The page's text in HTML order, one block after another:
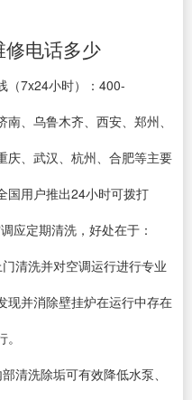
电话多少
（7x24小时）：400-
、乌鲁木齐、西安、郑州、
庆、武汉、杭州、合肥等主要
国用户推出24小时可拨打
应定期清洗，好处在于：
清洗并对空调运行进行专业
现并消除壁挂炉在运行中存在
清洗除垢可有效降低水泵、